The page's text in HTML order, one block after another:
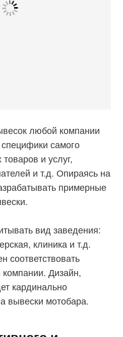
любой компании
самого
и услуг,
и т.д. Опираясь на
примерные
вид заведения:
клиника и т.д.
соответствовать
Дизайн,
кардинально
вывески мотобара.